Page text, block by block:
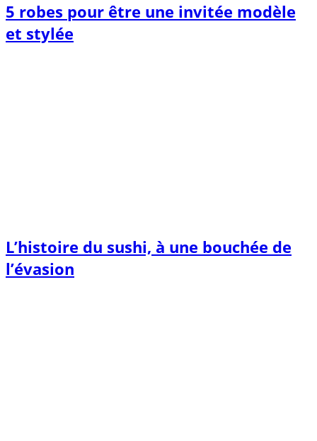
5 robes pour être une invitée modèle
et stylée
L’histoire du sushi, à une bouchée de
l’évasion